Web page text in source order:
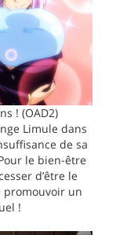
! (OAD2)
Limule dans
de sa
le bien-être
d’être le
promouvoir un
!